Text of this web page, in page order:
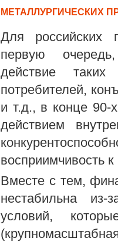
МЕТАЛЛУРГИЧЕСКИХ
Для российских
первую очередь,
действие
потребителей,
и т.д., в конце 90-
действием
восприимчивость
Вместе с тем,
нестабильна из-
условий,